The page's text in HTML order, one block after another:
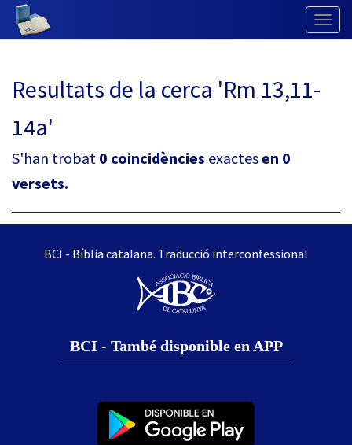
Resultats de la cerca 'Rm 13,11-
14a'
S'han trobat 0 coincidències exactesen 0
versets.
BCI - Bíblia catalana. Traducció interconfessional
BCI - També disponible en APP